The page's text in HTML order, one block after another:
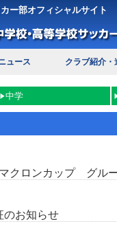
ー部オフィシャルサイト
ュース クラブ紹介・
中学
クロンカップ グル
のお知らせ